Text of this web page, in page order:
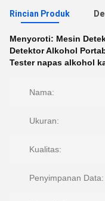
Rincian Produk
Menyoroti: Mesin
Detektor Alkohol
Tester napas alkohol
Nama:
Ukuran:
Kualitas:
Penyimpanan Data: